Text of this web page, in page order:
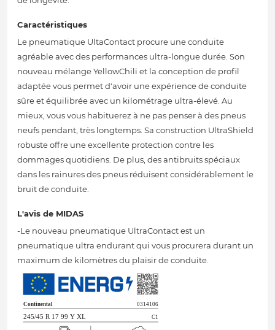
Caractéristiques
Le pneumatique UltaContact procure une conduite
agréable avec des performances ultra-longue durée. Son
nouveau mélange YellowChili et la conception de profil
adaptée vous permet d'avoir une expérience de conduite
sûre et équilibrée avec un kilométrage ultra-élevé. Au
mieux, vous vous habituerez à ne pas penser à des pneus
neufs pendant, très longtemps. Sa construction UltraShield
robuste offre une excellente protection contre les
dommages quotidiens. De plus, des antibruits spéciaux
dans les rainures des pneus réduisent considérablement le
bruit de conduite.
L'avis de MIDAS
-Le nouveau pneumatique UltraContact est un
pneumatique ultra endurant qui vous procurera durant un
maximum de kilomètres du plaisir de conduite.